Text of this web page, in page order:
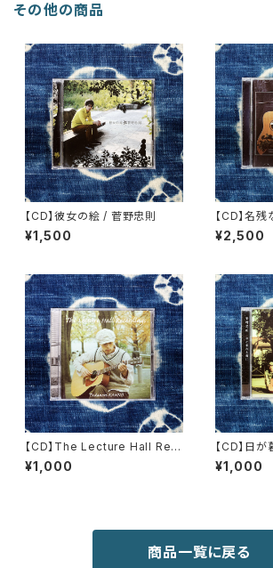
その他の商品
【CD】彼女の絵 / 菅野忠則
¥1,500
【CD】名
¥2,500
【CD】The Lecture Hall Rec
ordings / 菅野忠則
¥1,000
【CD】日
¥1,000
商品一覧に戻る